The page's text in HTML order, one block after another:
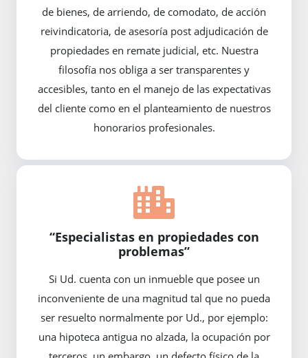
de bienes, de arriendo, de comodato, de acción
reivindicatoria, de asesoría post adjudicación de
propiedades en remate judicial, etc. Nuestra
filosofía nos obliga a ser transparentes y
accesibles, tanto en el manejo de las expectativas
del cliente como en el planteamiento de nuestros
honorarios profesionales.
“Especialistas en propiedades con
problemas”
Si Ud. cuenta con un inmueble que posee un
inconveniente de una magnitud tal que no pueda
ser resuelto normalmente por Ud., por ejemplo:
una hipoteca antigua no alzada, la ocupación por